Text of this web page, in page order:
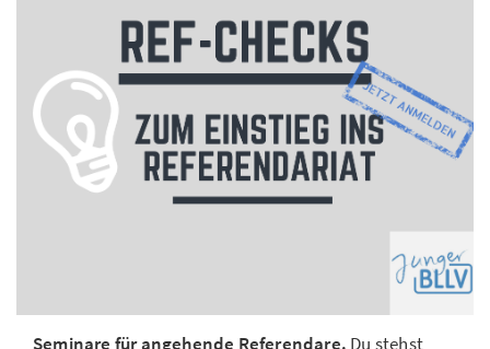
Seminare für angehende Referendare. Du stehst